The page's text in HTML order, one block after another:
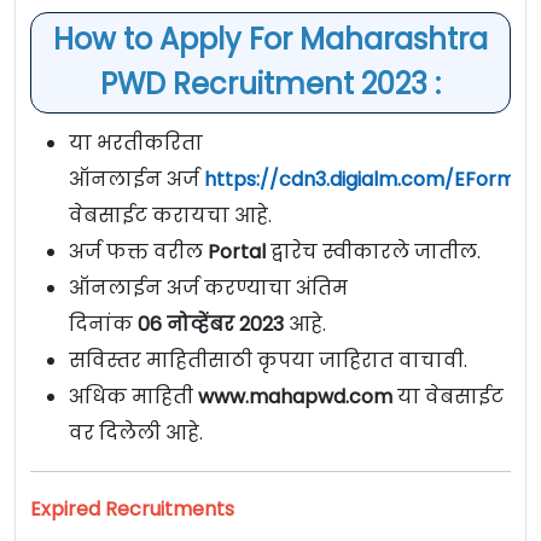
How to Apply For Maharashtra
PWD Recruitment 2023 :
या भरतीकरिता
ऑनलाईन अर्जhttps://cdn3.digialm.com/EForms/
वेबसाईट करायचा आहे.
अर्ज फक्त वरील Portalद्वारेच स्वीकारले जातील.
ऑनलाईन अर्ज करण्याचा अंतिम
दिनांक06 नोव्हेंबर 2023 आहे.
सविस्तर माहितीसाठी कृपया जाहिरात वाचावी.
अधिक माहितीwww.mahapwd.comया वेबसाईट
वर दिलेली आहे.
Expired Recruitments